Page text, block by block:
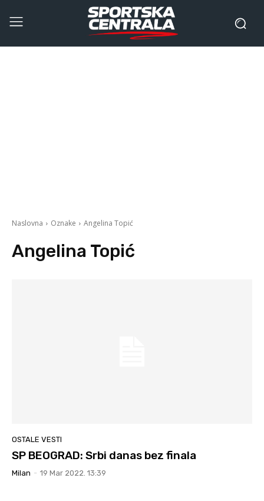
Naslovna Oznake Angelina Topić
Angelina Topić
OSTALE VESTI
SP BEOGRAD: Srbi danas bez finala
Milan - 19 Mar 2022. 13:39